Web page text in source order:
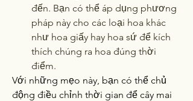
đến. Bạn có thể áp dụng phương
pháp này cho các loại hoa khác
như hoa giấy hay hoa sứ để kích
thích chúng ra hoa đúng thời
điểm.
Với những mẹo này, bạn có thể chủ
động điều chỉnh thời gian để cây mai